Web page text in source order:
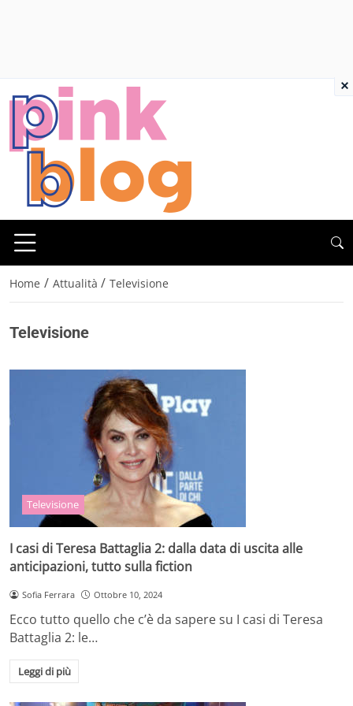
Home / Attualità / Televisione
Televisione
Televisione
I casi di Teresa Battaglia 2: dalla data di uscita alle
anticipazioni, tutto sulla fiction
Sofia Ferrara Ottobre 10, 2024
Ecco tutto quello che c’è da sapere su I casi di Teresa
Battaglia 2: le…
Leggi di più
×